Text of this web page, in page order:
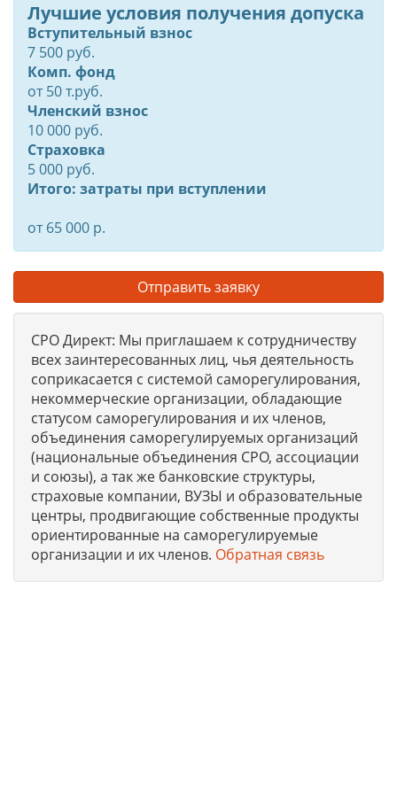
Лучшие условия получения допуска
Вступительный взнос
7 500 руб.
Комп. фонд
от50т.руб.
Членский взнос
10 000 руб.
Страховка
5 000 руб.
Итого: затраты при вступлении
от 65 000 р.
Отправить заявку
СРО Директ: Мы приглашаем к сотрудничеству
всех заинтересованных лиц, чья деятельность
соприкасается с системой саморегулирования,
некоммерческие организации, обладающие
статусом саморегулирования и их членов,
объединения саморегулируемых организаций
(национальные объединения СРО, ассоциации
и союзы), а так же банковские структуры,
страховые компании, ВУЗЫ и образовательные
центры, продвигающие собственные продукты
ориентированные на саморегулируемые
организации и их членов. Обратная связь